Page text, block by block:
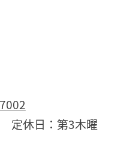
定休日：第3木曜